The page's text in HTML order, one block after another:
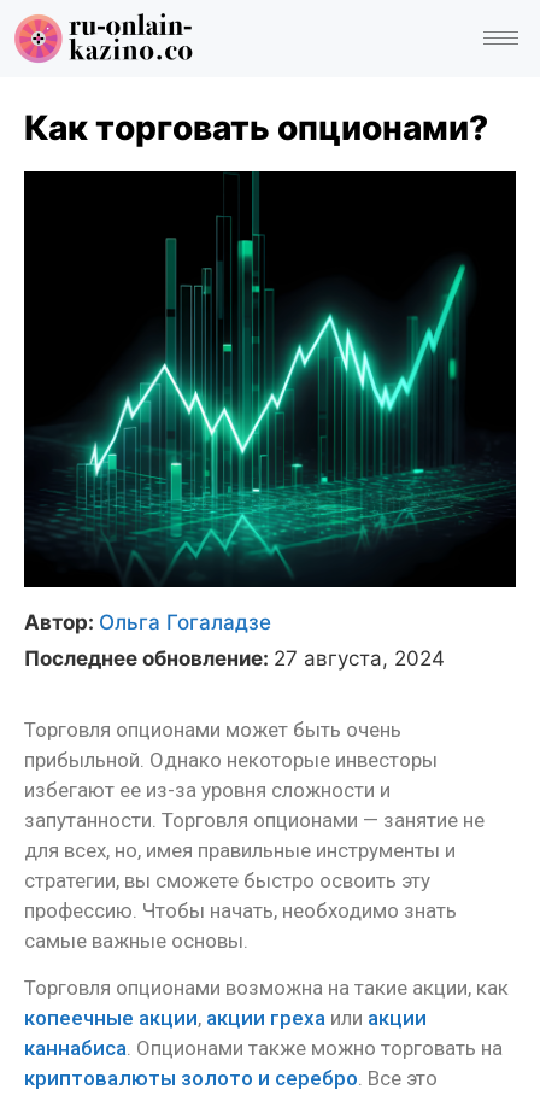
Как торговать опционами?
Автор: Ольга Гогаладзе
Последнее обновление: 27 августа, 2024
Торговля опционами может быть очень
прибыльной. Однако некоторые инвесторы
избегают ее из-за уровня сложности и
запутанности. Торговля опционами — занятие не
для всех, но, имея правильные инструменты и
стратегии, вы сможете быстро освоить эту
профессию. Чтобы начать, необходимо знать
самые важные основы.
Торговля опционами возможна на такие акции, как
копеечные акции, акции греха или акции
каннабиса. Опционами также можно торговать на
криптовалюты золото и серебро. Все это